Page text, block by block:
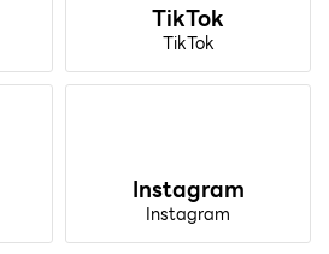
TikTok
TikTok
Instagram
Instagram